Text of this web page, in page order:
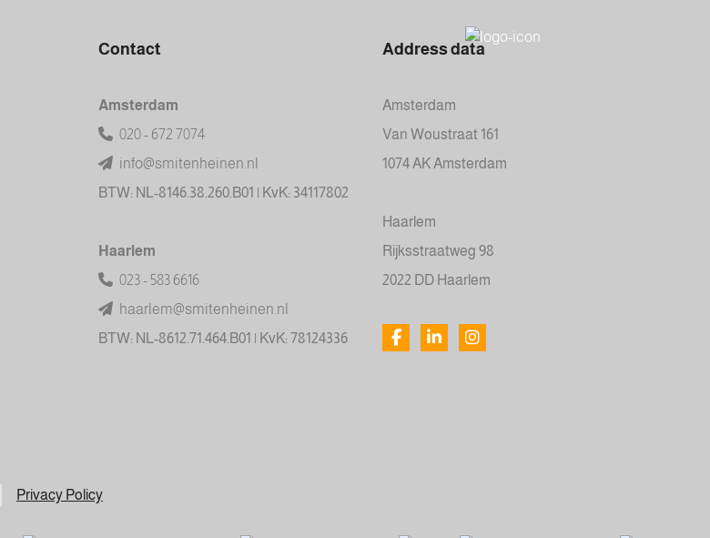
Contact
Amsterdam
020 - 672 7074
info@smitenheinen.nl
BTW: NL-8146.38.260.B01 | KvK: 34117802
Haarlem
023 - 583 6616
haarlem@smitenheinen.nl
BTW: NL-8612.71.464.B01 | KvK: 78124336
Address data
Amsterdam
Van Woustraat 161
1074 AK Amsterdam
Haarlem
Rijksstraatweg 98
2022 DD Haarlem
Privacy Policy